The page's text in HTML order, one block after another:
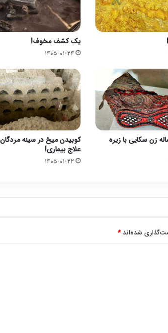
یک کشف مخوف!
۱۴۰۵-۰۱-۲۴
۲۳۰۰ ساله زن سکایی با زیره
کوبیدن میخ در سینه
علاج بیماری!
۱۴۰۵-۰۱-۲۲
شده‌اند*